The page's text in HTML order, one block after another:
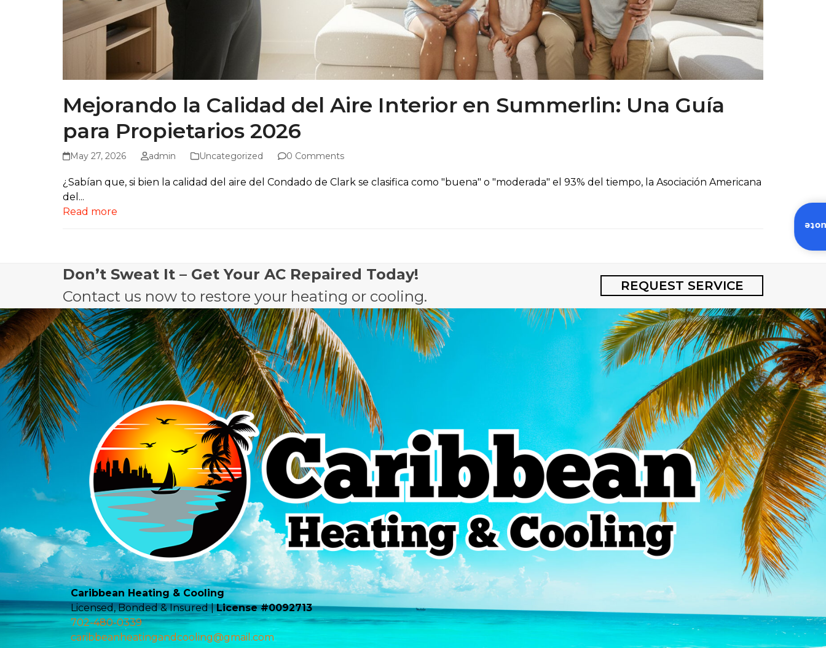
Mejorando la Calidad del Aire Interior en Summerlin: Una Guía
para Propietarios 2026
May 27, 2026 admin Uncategorized 0 Comments
¿Sabían que, si bien la calidad del aire del Condado de Clark se clasifica como "buena" o "moderada" el 93% del tiempo, la Asociación Americana
del...
Read more
Don’t Sweat It – Get Your AC Repaired Today!
Contact us now to restore your heating or cooling.
REQUEST SERVICE
Caribbean Heating & Cooling
Licensed, Bonded & Insured |License #0092713
702-480-0339
caribbeanheatingandcooling@gmail.com